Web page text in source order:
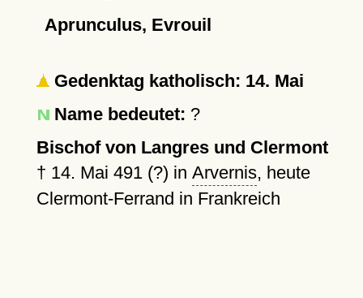
Aprunculus, Evrouil
Gedenktag katholisch: 14. Mai
Name bedeutet: ?
Bischof von Langres und Clermont
† 14. Mai 491 (?) in Arvernis, heute
Clermont-Ferrand in Frankreich